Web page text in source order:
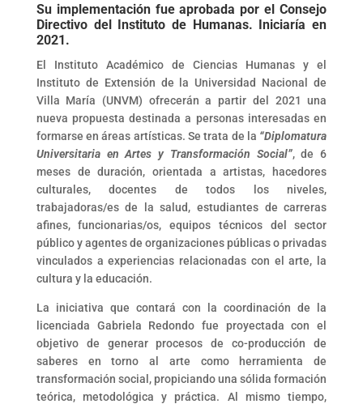
Su implementación fue aprobada por el Consejo
Directivo del Instituto de Humanas. Iniciaría en
2021.
El Instituto Académico de Ciencias Humanas y el
Instituto de Extensión de la Universidad Nacional de
Villa María (UNVM) ofrecerán a partir del 2021 una
nueva propuesta destinada a personas interesadas en
formarse en áreas artísticas. Se trata de la “Diplomatura
Universitaria en Artes y Transformación Social”, de 6
meses de duración, orientada a artistas, hacedores
culturales, docentes de todos los niveles,
trabajadoras/es de la salud, estudiantes de carreras
afines, funcionarias/os, equipos técnicos del sector
público y agentes de organizaciones públicas o privadas
vinculados a experiencias relacionadas con el arte, la
cultura y la educación.
La iniciativa que contará con la coordinación de la
licenciada Gabriela Redondo fue proyectada con el
objetivo de generar procesos de co-producción de
saberes en torno al arte como herramienta de
transformación social, propiciando una sólida formación
teórica, metodológica y práctica. Al mismo tiempo,